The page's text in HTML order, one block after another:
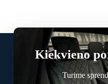
Kiekvieno
Turime